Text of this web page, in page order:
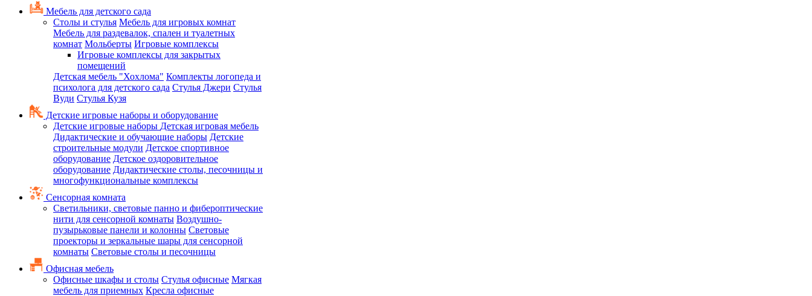
Мебель для детского сада
Столы и стулья Мебель для игровых комнат
Мебель для раздевалок, спален и туалетных
комнат Мольберты Игровые комплексы
Игровые комплексы для закрытых
помещений
Детская мебель "Хохлома" Комплекты логопеда и
психолога для детского сада Стулья Джери Стулья
Вуди Стулья Кузя
Детские игровые наборы и оборудование
Детские игровые наборы Детская игровая мебель
Дидактические и обучающие наборы Детские
строительные модули Детское спортивное
оборудование Детское оздоровительное
оборудование Дидактические столы, песочницы и
многофункциональные комплексы
Сенсорная комната
Светильники, световые панно и фибероптические
нити для сенсорной комнаты Воздушно-
пузырьковые панели и колонны Световые
проекторы и зеркальные шары для сенсорной
комнаты Световые столы и песочницы
Офисная мебель
Офисные шкафы и столы Стулья офисные Мягкая
мебель для приемных Кресла офисные